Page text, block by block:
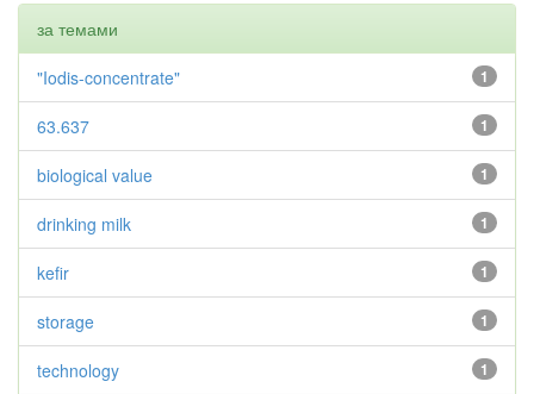
за темами
1
"Iodis-concentrate"
1
63.637
1
biological value
1
drinking milk
1
kefir
1
storage
1
technology